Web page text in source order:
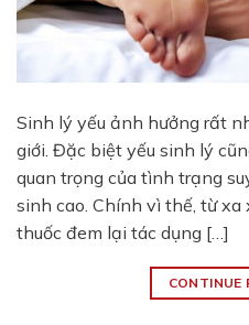
Sinh lý yếu ảnh hưởng rất
giới. Đặc biệt yếu sinh lý
quan trọng của tình trạng
sinh cao. Chính vì thế, từ xa
thuốc đem lại tác dụng […]
CONTINUE